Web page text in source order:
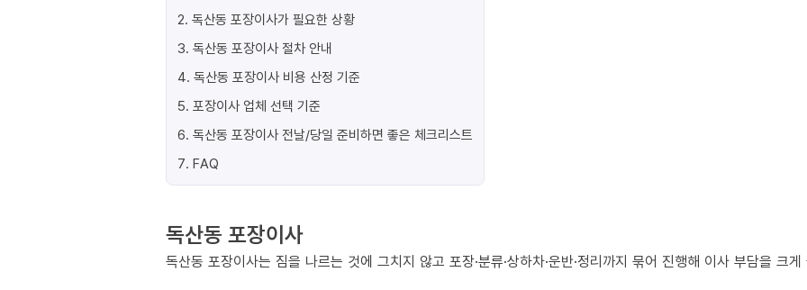
2. 독산동 포장이사가 필요한 상황
3. 독산동 포장이사 절차 안내
4. 독산동 포장이사 비용 산정 기준
5. 포장이사 업체 선택 기준
6. 독산동 포장이사 전날/당일 준비하면 좋은 체크리스트
7. FAQ
독산동 포장이사
독산동 포장이사는 짐을 나르는 것에 그치지 않고 포장·분류·상하차·운반·정리까지 묶어 진행해 이사 부담을 크